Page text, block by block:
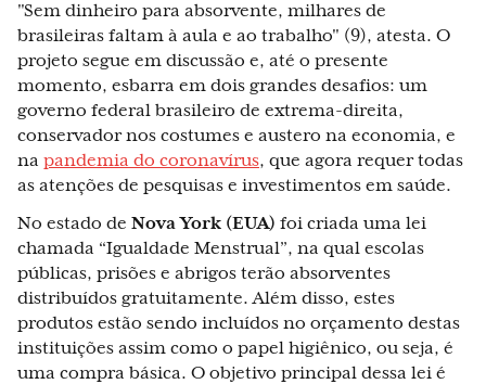
"Sem dinheiro para absorvente, milhares de
brasileiras faltam à aula e ao trabalho" (9), atesta. O
projeto segue em discussão e, até o presente
momento, esbarra em dois grandes desafios: um
governo federal brasileiro de extrema-direita,
conservador nos costumes e austero na economia, e
na pandemia do coronavírus, que agora requer todas
as atenções de pesquisas e investimentos em saúde.
No estado de Nova York (EUA) foi criada uma lei
chamada “Igualdade Menstrual”, na qual escolas
públicas, prisões e abrigos terão absorventes
distribuídos gratuitamente. Além disso, estes
produtos estão sendo incluídos no orçamento destas
instituições assim como o papel higiênico, ou seja, é
uma compra básica. O objetivo principal dessa lei é